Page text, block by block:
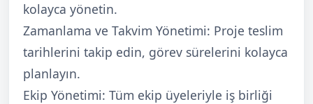
kolayca yönetin.
Zamanlama ve Takvim Yönetimi: Proje teslim
tarihlerini takip edin, görev sürelerini kolayca
planlayın.
Ekip Yönetimi: Tüm ekip üyeleriyle iş birliği